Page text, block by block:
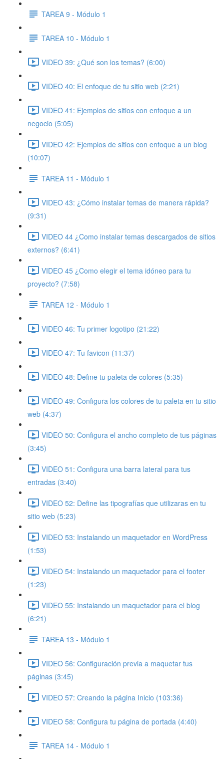
TAREA 9 - Módulo 1
TAREA 10 - Módulo 1
VIDEO 39: ¿Qué son los temas? (6:00)
VIDEO 40: El enfoque de tu sitio web (2:21)
VIDEO 41: Ejemplos de sitios con enfoque a un
negocio (5:05)
VIDEO 42: Ejemplos de sitios con enfoque a un blog
(10:07)
TAREA 11 - Módulo 1
VIDEO 43: ¿Cómo instalar temas de manera rápida?
(9:31)
VIDEO 44 ¿Como instalar temas descargados de sitios
externos? (6:41)
VIDEO 45 ¿Como elegir el tema idóneo para tu
proyecto? (7:58)
TAREA 12 - Módulo 1
VIDEO 46: Tu primer logotipo (21:22)
VIDEO 47: Tu favicon (11:37)
VIDEO 48: Define tu paleta de colores (5:35)
VIDEO 49: Configura los colores de tu paleta en tu sitio
web (4:37)
VIDEO 50: Configura el ancho completo de tus páginas
(3:45)
VIDEO 51: Configura una barra lateral para tus
entradas (3:40)
VIDEO 52: Define las tipografías que utilizaras en tu
sitio web (5:23)
VIDEO 53: Instalando un maquetador en WordPress
(1:53)
VIDEO 54: Instalando un maquetador para el footer
(1:23)
VIDEO 55: Instalando un maquetador para el blog
(6:21)
TAREA 13 - Módulo 1
VIDEO 56: Configuración previa a maquetar tus
páginas (3:45)
VIDEO 57: Creando la página Inicio (103:36)
VIDEO 58: Configura tu página de portada (4:40)
TAREA 14 - Módulo 1